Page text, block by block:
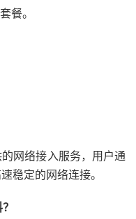
餐。
网络接入服务，用户通
稳定的网络连接。